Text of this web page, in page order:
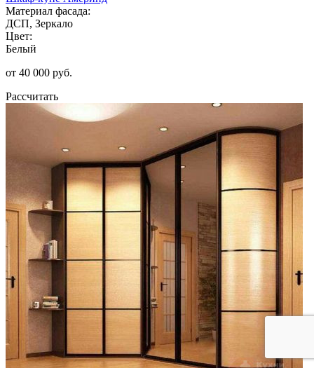
Материал фасада:
ДСП, Зеркало
Цвет:
Белый
от 40 000 руб.
Рассчитать